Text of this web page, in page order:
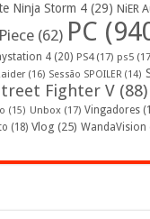
Ninja Storm 4(29) NiER
(62) PC
4(20) PS4(17) ps5
(16) Sessão SPOILER(14)
Fighter V(88)
(15) Unbox(17) Vingadores
(18) Vlog (25) WandaVision